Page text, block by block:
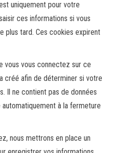
uniquement pour votre
ces informations si vous
plus tard. Ces cookies expirent
vous vous connectez sur ce
créé afin de déterminer si votre
Il ne contient pas de données
à la fermeture
nous mettrons en place un